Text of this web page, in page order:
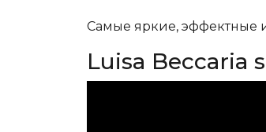
Самые яркие,
Luisa Beccaria